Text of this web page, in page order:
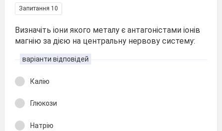
Запитання 10
Визначіть іони якого металу є антагоністами іонів
магнію за дією на центральну нервову систему:
варіанти відповідей
Калію
Глюкози
Натрію